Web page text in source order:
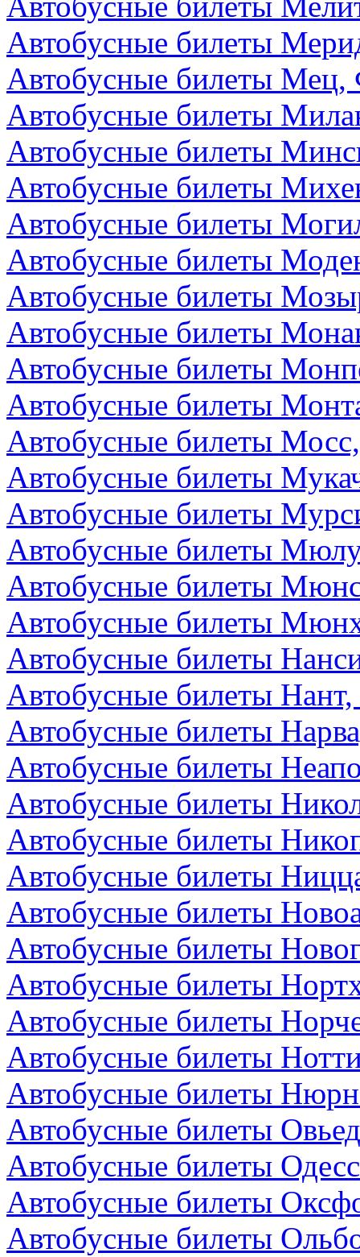
Автобусные билеты
Автобусные билеты Мец,
Автобусные билеты
Автобусные билеты
Автобусные билеты
Автобусные билеты
Автобусные билеты
Автобусные билеты
Автобусные билеты
Автобусные билеты
Автобусные билеты
Автобусные билеты
Автобусные билеты
Автобусные билеты
Автобусные билеты
Автобусные билеты
Автобусные билеты
Автобусные билеты
Автобусные билеты
Автобусные билеты
Автобусные билеты
Автобусные билеты
Автобусные билеты
Автобусные билеты
Автобусные билеты
Автобусные билеты
Автобусные билеты
Автобусные билеты
Автобусные билеты
Автобусные билеты
Автобусные билеты
Автобусные билеты
Автобусные билеты
Автобусные билеты